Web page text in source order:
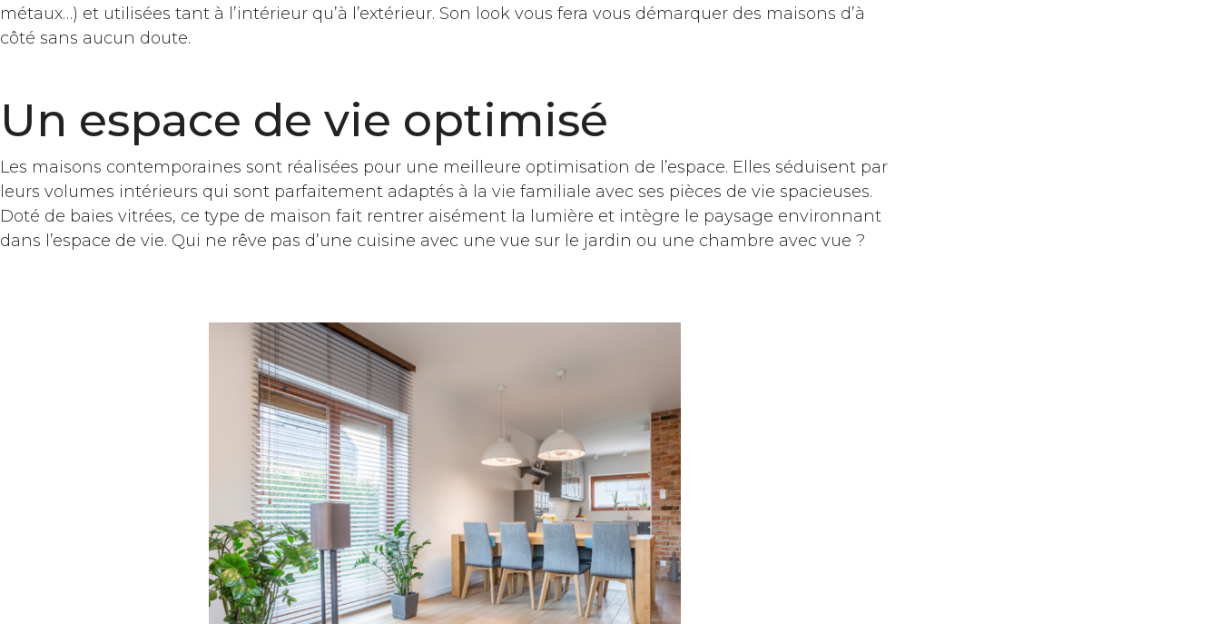
métaux…) et utilisées tant à l’intérieur qu’à l’extérieur. Son look vous fera vous démarquer des maisons d’à
côté sans aucun doute.
Un espace de vie optimisé
Les maisons contemporaines sont réalisées pour une meilleure optimisation de l’espace. Elles séduisent par
leurs volumes intérieurs qui sont parfaitement adaptés à la vie familiale avec ses pièces de vie spacieuses.
Doté de baies vitrées, ce type de maison fait rentrer aisément la lumière et intègre le paysage environnant
dans l’espace de vie. Qui ne rêve pas d’une cuisine avec une vue sur le jardin ou une chambre avec vue ?